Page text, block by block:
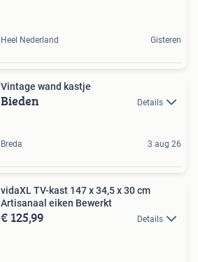
Heel Nederland Gisteren
Vintage wand kastje
Bieden Details
Breda 3 aug 26
vidaXL TV-kast 147 x 34,5 x 30 cm
Artisanaal eiken Bewerkt
€ 125,99 Details